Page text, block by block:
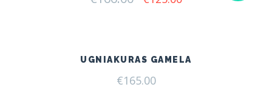
UGNIAKURAS GAMELA
€165.00